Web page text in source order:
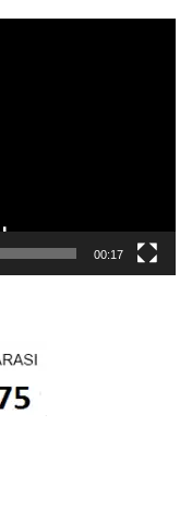
00:17